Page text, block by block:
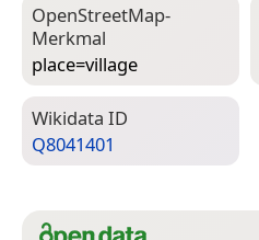
Open­Street­Map-
Merkmal
place=­village
Wiki­data ID
Q8041401